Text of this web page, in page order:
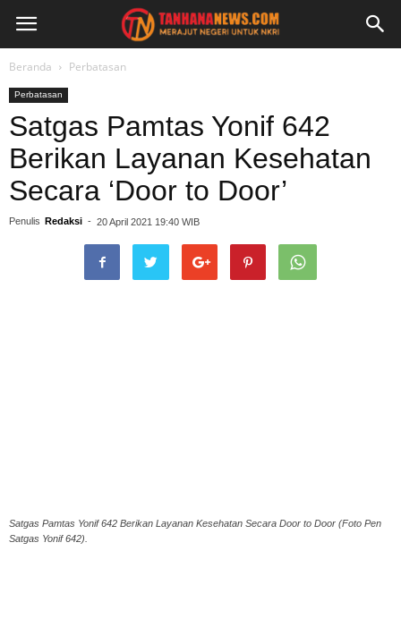
Beranda Perbatasan
Perbatasan
Satgas Pamtas Yonif 642
Berikan Layanan Kesehatan
Secara ‘Door to Door’
Penulis Redaksi - 20 April 2021 19:40 WIB
Satgas Pamtas Yonif 642 Berikan Layanan Kesehatan Secara Door to Door (Foto Pen
Satgas Yonif 642).